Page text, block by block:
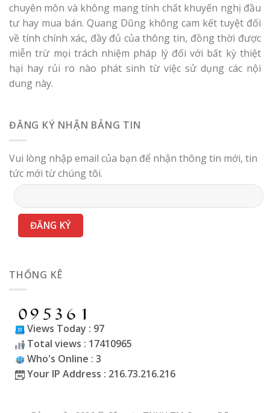
chuyên môn và không mang tính chất khuyến nghị đầu
tư hay mua bán. Quang Dũng không cam kết tuyệt đối
về tính chính xác, đầy đủ của thông tin, đồng thời được
miễn trừ mọi trách nhiệm pháp lý đối với bất kỳ thiệt
hại hay rủi ro nào phát sinh từ việc sử dụng các nội
dung này.
ĐĂNG KÝ NHẬN BẢNG TIN
Vui lòng nhập email của bạn để nhận thông tin mới, tin
tức mới từ chúng tôi.
THỐNG KÊ
Views Today : 97
Total views : 17410965
Who's Online : 3
Your IP Address : 216.73.216.216